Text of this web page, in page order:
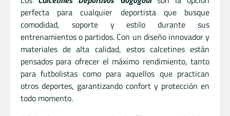
perfecta para cualquier deportista que busque
comodidad, soporte y estilo durante sus
entrenamientos o partidos. Con un diseño innovador y
materiales de alta calidad, estos calcetines están
pensados para ofrecer el máximo rendimiento, tanto
para futbolistas como para aquellos que practican
otros deportes, garantizando confort y protección en
todo momento.